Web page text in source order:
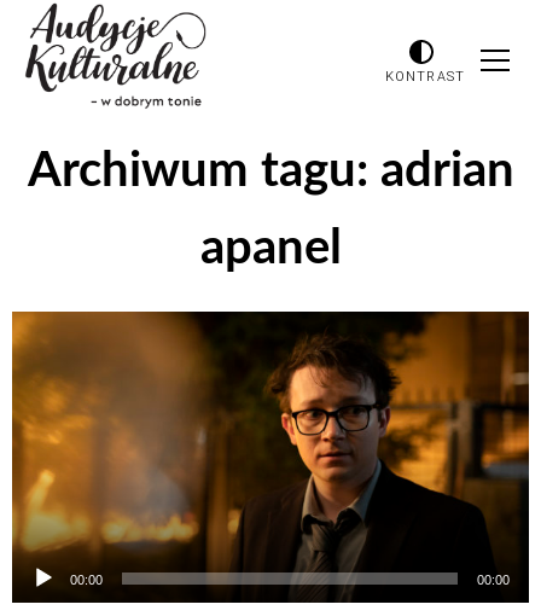
KONTRAST
Archiwum tagu: adrian
apanel
Odtwarzacz
dźwiękowych
00:00 00:00